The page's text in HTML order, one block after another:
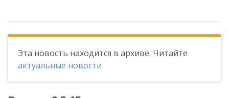
Эта новость находится в архиве. Читайте
актуальные новости